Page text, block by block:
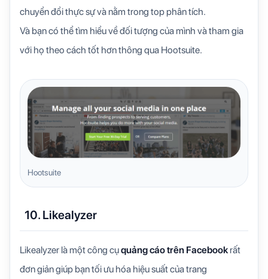
chuyển đổi thực sự và nằm trong top phân tích.
Và bạn có thể tìm hiểu về đối tượng của mình và tham gia
với họ theo cách tốt hơn thông qua Hootsuite.
Hootsuite
10. Likealyzer
Likealyzer là một công cụquảng cáo trên Facebook rất
đơn giản giúp bạn tối ưu hóa hiệu suất của trang